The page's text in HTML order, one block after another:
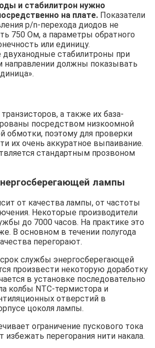
и стабилитрон нужно
на плате. Показатели
p/n-перехода диодов не
750 Ом, а параметры обратного
или единицу.
стабилитроны при
направлении должны показывать
а также их база-
посредством низкоомной
обмотки, поэтому для проверки
их очень аккуратное выпаивание.
стандартным прозвоном
лампы
от качества лампы, от частоты
Некоторые производители
до 7000 часов. На практике это
В основном в течении полугода
перегорают.
службы энергосберегающей
произвести некоторую доработку
в установке последовательно
колбы NTC-термистора и
отверстий в
цоколя лампы.
ограничение пускового тока
избежать перегорания нити накала.